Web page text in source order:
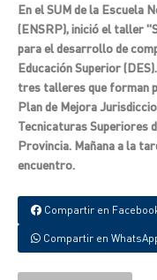
En el SUM de la Escuela
(ENSRP), inició el taller
para el desarrollo de
Educación Superior
tres talleres que forman
Plan de Mejora
Tecnicaturas Superiores
Provincia. Mañana a la
encuentro.
Compartir en
Compartir en